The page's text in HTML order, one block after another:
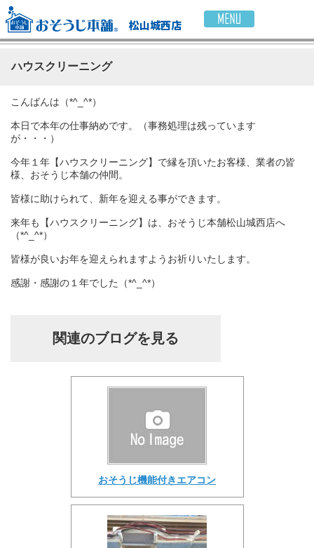
松山城西店
ハウスクリーニング
こんばんは（*^_^*）
本日で本年の仕事納めです。（事務処理は残っています
が・・・）
今年１年【ハウスクリーニング】で縁を頂いたお客様、業者の皆
様、おそうじ本舗の仲間。
皆様に助けられて、新年を迎える事ができます。
来年も【ハウスクリーニング】は、おそうじ本舗松山城西店へ
（*^_^*）
皆様が良いお年を迎えられますようお祈りいたします。
感謝・感謝の１年でした（*^_^*）
関連のブログを見る
おそうじ機能付きエアコン